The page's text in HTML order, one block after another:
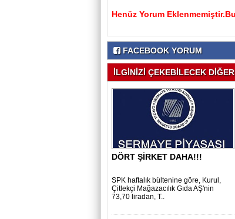
Henüz Yorum
FACEBOOK YORUM
İLGİNİZİ ÇEKEBİLECEK
DÖRT ŞİRKET DAHA!!!
SPK haftalık bültenine göre, Kurul,
Çitlekçi Mağazacılık Gıda AŞ'nin
73,70 liradan, T..